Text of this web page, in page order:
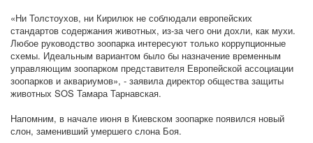
«Ни Толстоухов, ни Кирилюк не соблюдали европейских
стандартов содержания животных, из-за чего они дохли, как мухи.
Любое руководство зоопарка интересуют только коррупционные
схемы. Идеальным вариантом было бы назначение временным
управляющим зоопарком представителя Европейской ассоциации
зоопарков и аквариумов», - заявила директор общества защиты
животных SOS Тамара Тарнавская.
Напомним, в начале июня в Киевском зоопарке появился новый
слон, заменивший умершего слона Боя.